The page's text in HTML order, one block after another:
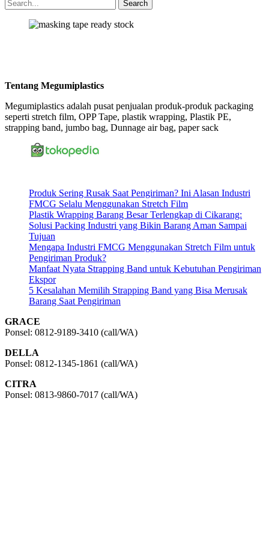
Tentang Megumiplastics
Megumiplastics adalah pusat penjualan produk-produk packaging
seperti stretch film, OPP Tape, plastik wrapping, Plastik PE,
strapping band, jumbo bag, Dunnage air bag, paper sack
Produk Sering Rusak Saat Pengiriman? Ini Alasan Industri
FMCG Selalu Menggunakan Stretch Film
Plastik Wrapping Barang Besar Terlengkap di Cikarang:
Solusi Packing Industri yang Bikin Barang Aman Sampai
Tujuan
Mengapa Industri FMCG Menggunakan Stretch Film untuk
Pengiriman Produk?
Manfaat Nyata Strapping Band untuk Kebutuhan Pengiriman
Ekspor
5 Kesalahan Memilih Strapping Band yang Bisa Merusak
Barang Saat Pengiriman
GRACE
Ponsel: 0812-9189-3410 (call/WA)
DELLA
Ponsel: 0812-1345-1861 (call/WA)
CITRA
Ponsel: 0813-9860-7017 (call/WA)